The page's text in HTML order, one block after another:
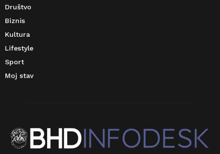
Društvo
Biznis
Kultura
Lifestyle
Sport
Moj stav